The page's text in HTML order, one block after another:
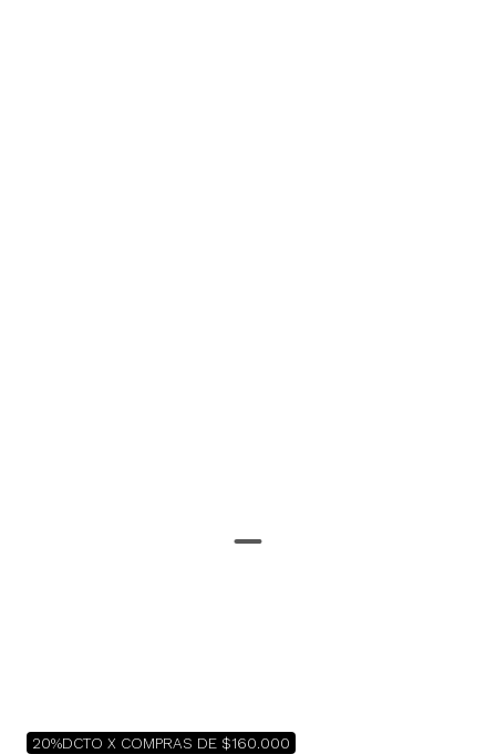
20%DCTO X COMPRAS DE $160.000